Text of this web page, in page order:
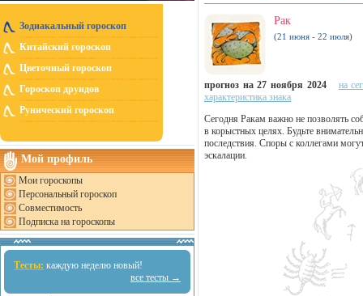
Зодиакальный гороскоп
Китайский гороскоп
Цветочный гороскоп
Гороскоп друидов
Рунический гороскоп
Мой профиль
Мои гороскопы
Персональный гороскоп
Совместимость
Подписка на гороскопы
Тесты: каждую неделю новый!
все тесты →
Рак
(21 июня - 22 июля)
прогноз на 27 ноября 2024
на
характеристика знака
Сегодня Ракам важно не позволять
в корыстных целях. Будьте
последствия. Споры с коллегами
эскалации.